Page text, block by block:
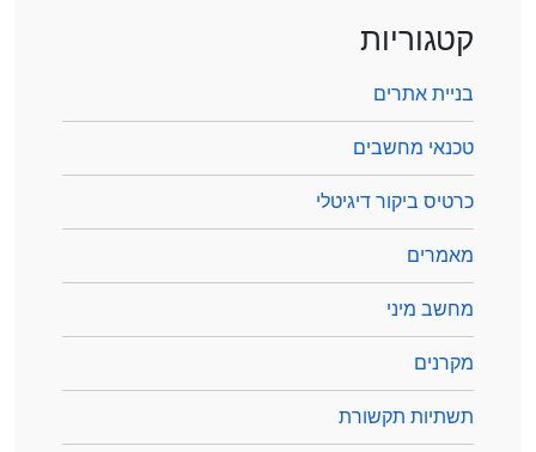
קטגוריות
בניית אתרים
טכנאי מחשבים
כרטיס ביקור דיגיטלי
מאמרים
מחשב מיני
מקרנים
תשתיות תקשורת